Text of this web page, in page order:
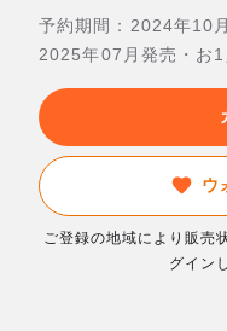
予約期間：2024年10
2025年07月発売・お
ウ
ご登録の地域により販売
グイン